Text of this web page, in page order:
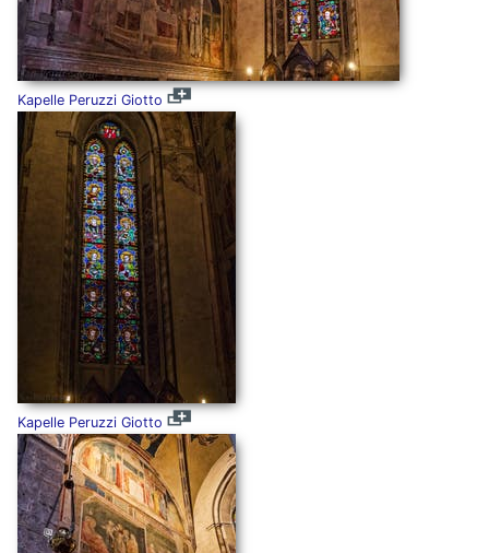
Kapelle Peruzzi Giotto
Kapelle Peruzzi Giotto